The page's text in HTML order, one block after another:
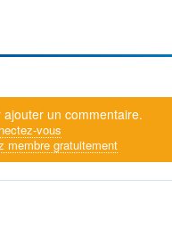
un commentaire.
vous
membre gratuitement